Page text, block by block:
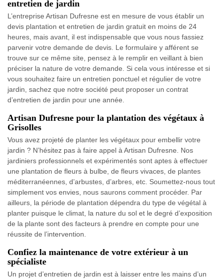
entretien de jardin
L’entreprise Artisan Dufresne est en mesure de vous établir un
devis plantation et entretien de jardin gratuit en moins de 24
heures, mais avant, il est indispensable que vous nous fassiez
parvenir votre demande de devis. Le formulaire y afférent se
trouve sur ce même site, pensez à le remplir en veillant à bien
préciser la nature de votre demande. Si cela vous intéresse et si
vous souhaitez faire un entretien ponctuel et régulier de votre
jardin, sachez que notre société peut proposer un contrat
d’entretien de jardin pour une année.
Artisan Dufresne pour la plantation des végétaux à
Grisolles
Vous avez projeté de planter les végétaux pour embellir votre
jardin ? N’hésitez pas à faire appel à Artisan Dufresne. Nos
jardiniers professionnels et expérimentés sont aptes à effectuer
une plantation de fleurs à bulbe, de fleurs vivaces, de plantes
méditerranéennes, d’arbustes, d’arbres, etc. Soumettez-nous tout
simplement vos envies, nous saurons comment procéder. Par
ailleurs, la période de plantation dépendra du type de végétal à
planter puisque le climat, la nature du sol et le degré d’exposition
de la plante sont des facteurs à prendre en compte pour une
réussite de l’intervention.
Confiez la maintenance de votre extérieur à un
spécialiste
Un projet d’entretien de jardin est à laisser entre les mains d’un